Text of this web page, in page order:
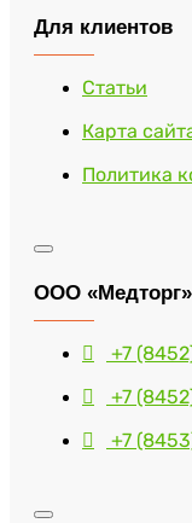
Для клиентов
Статьи
Карта
Политика
ООО «Медторг»
+7
+7
+7